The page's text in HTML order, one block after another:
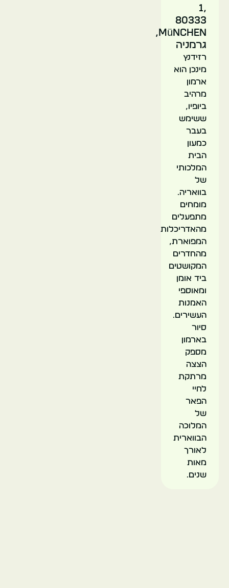
1,
80333
München,
גרמניה
רזידנץ
מינכן הוא
ארמון
מרהיב
ביופיו,
ששימש
בעבר
כמעון
הבית
המלכותי
של
בוואריה.
מומחים
מתפעלים
מהאדריכלות
המפוארת,
מהחדרים
המקושטים
ביד אומן
ומאוספי
האמנות
העשירים.
סיור
בארמון
מספק
הצצה
מרתקת
לחיי
הפאר
של
המלוכה
הבווארית
לאורך
מאות
שנים.